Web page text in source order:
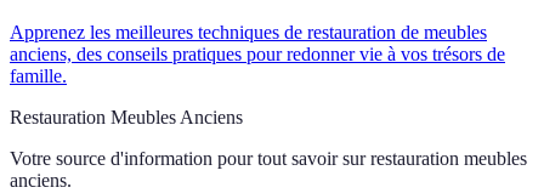
Apprenez les meilleures techniques de restauration de meubles
anciens, des conseils pratiques pour redonner vie à vos trésors de
famille.
Restauration Meubles Anciens
Votre source d'information pour tout savoir sur restauration meubles
anciens.